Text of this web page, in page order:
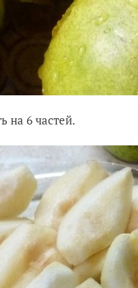
на 6 частей.